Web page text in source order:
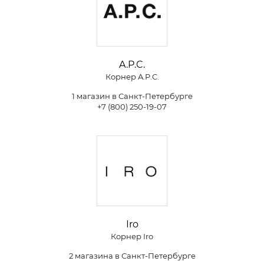
A.P.C.
Корнер A.P.C.
1 магазин в Санкт-Петербурге
+7 (800) 250-19-07
Iro
Корнер Iro
2 магазина в Санкт-Петербурге